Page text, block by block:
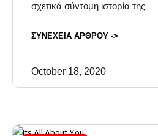
σχετικά σύντομη ιστορία της
ΣΥΝΕΧΕΙΑ ΑΡΘΡΟΥ ->
October 18, 2020